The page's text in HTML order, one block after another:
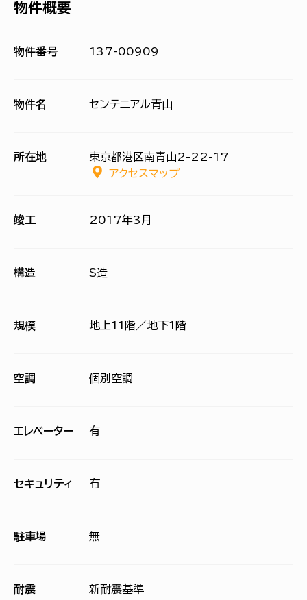
物件概要
物件番号 137-00909
物件名 センテニアル青山
所在地
東京都港区南青山2-22-17
アクセスマップ
竣工 2017年3月
構造 S造
規模 地上11階／地下1階
空調 個別空調
エレベーター 有
セキュリティ 有
駐車場 無
耐震 新耐震基準